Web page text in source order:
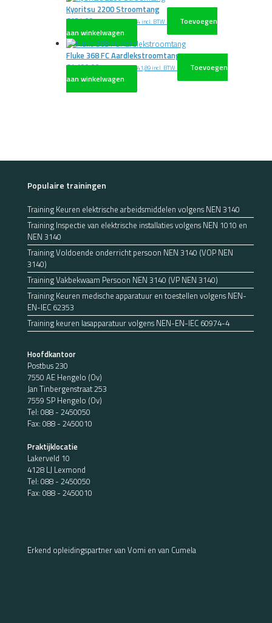
Kyoritsu 2200 Stroomtang
€134,00 excl. BTW€162,14 incl. BTW
Toevoegen
aan winkelwagen
Fluke 368 FC Aardlekstroomtang
€1.109,00 excl. BTW€1.341,89 incl. BTW
Toevoegen
aan winkelwagen
Populaire trainingen
Training Keuren elektrische arbeidsmiddelen volgens NEN 3140
Training Inspectie van elektrische installaties volgens NEN 1010 en
NEN 3140
Training Voldoende onderricht persoon NEN 3140 (VOP NEN
3140)
Training Vakbekwaam Persoon NEN 3140 (VP NEN 3140)
Training Keuren medische apparatuur en toestellen volgens NEN-
EN-IEC 62353
Training keuren lasapparatuur volgens NEN-EN-IEC 60974-4
Hoofdkantoor
Postbus 230
7550 AE Hengelo (Ov)
Jan Tinbergenstraat 253
7559 SP Hengelo (Ov)
Tel: 088 - 2450050
Fax: 088 - 2450010
Praktijklocatie
Lakerveld 10
4128 LJ Lexmond
Tel: 088 - 2450050
Fax: 088 - 2450010
Erkend opleidingspartner van Vomi en van Cumela